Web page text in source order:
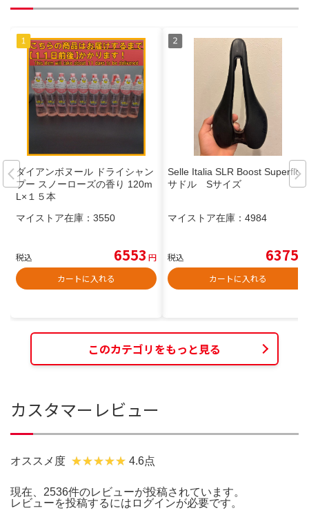
ダイアンボヌール ドライシャン
プー スノーローズの香り 120m
L×１５本
マイストア在庫： 3550
税込 6553 円
カートに入れる
Selle Italia SLR Boost Superflow
サドル Sサイズ
マイストア在庫： 4984
税込 6375
カートに入れる
このカテゴリをもっと見る
カスタマーレビュー
オススメ度 4.6点
現在、2536件のレビューが投稿されています。
レビューを投稿するには ログインが必要です。